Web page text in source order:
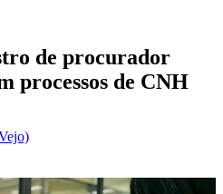
de procurador
processos de CNH